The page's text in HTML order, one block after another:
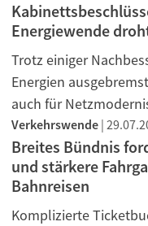
Energiewende
Trotz einiger
Energien
auch für
Verkehrswende |
Breites Bündnis
und stärkere
Bahnreisen
Komplizierte